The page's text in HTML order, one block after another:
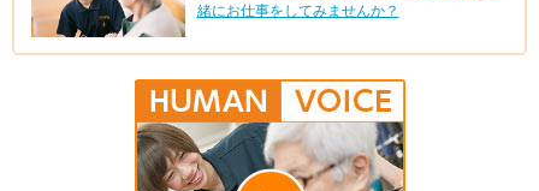
緒にお仕事をしてみませんか？